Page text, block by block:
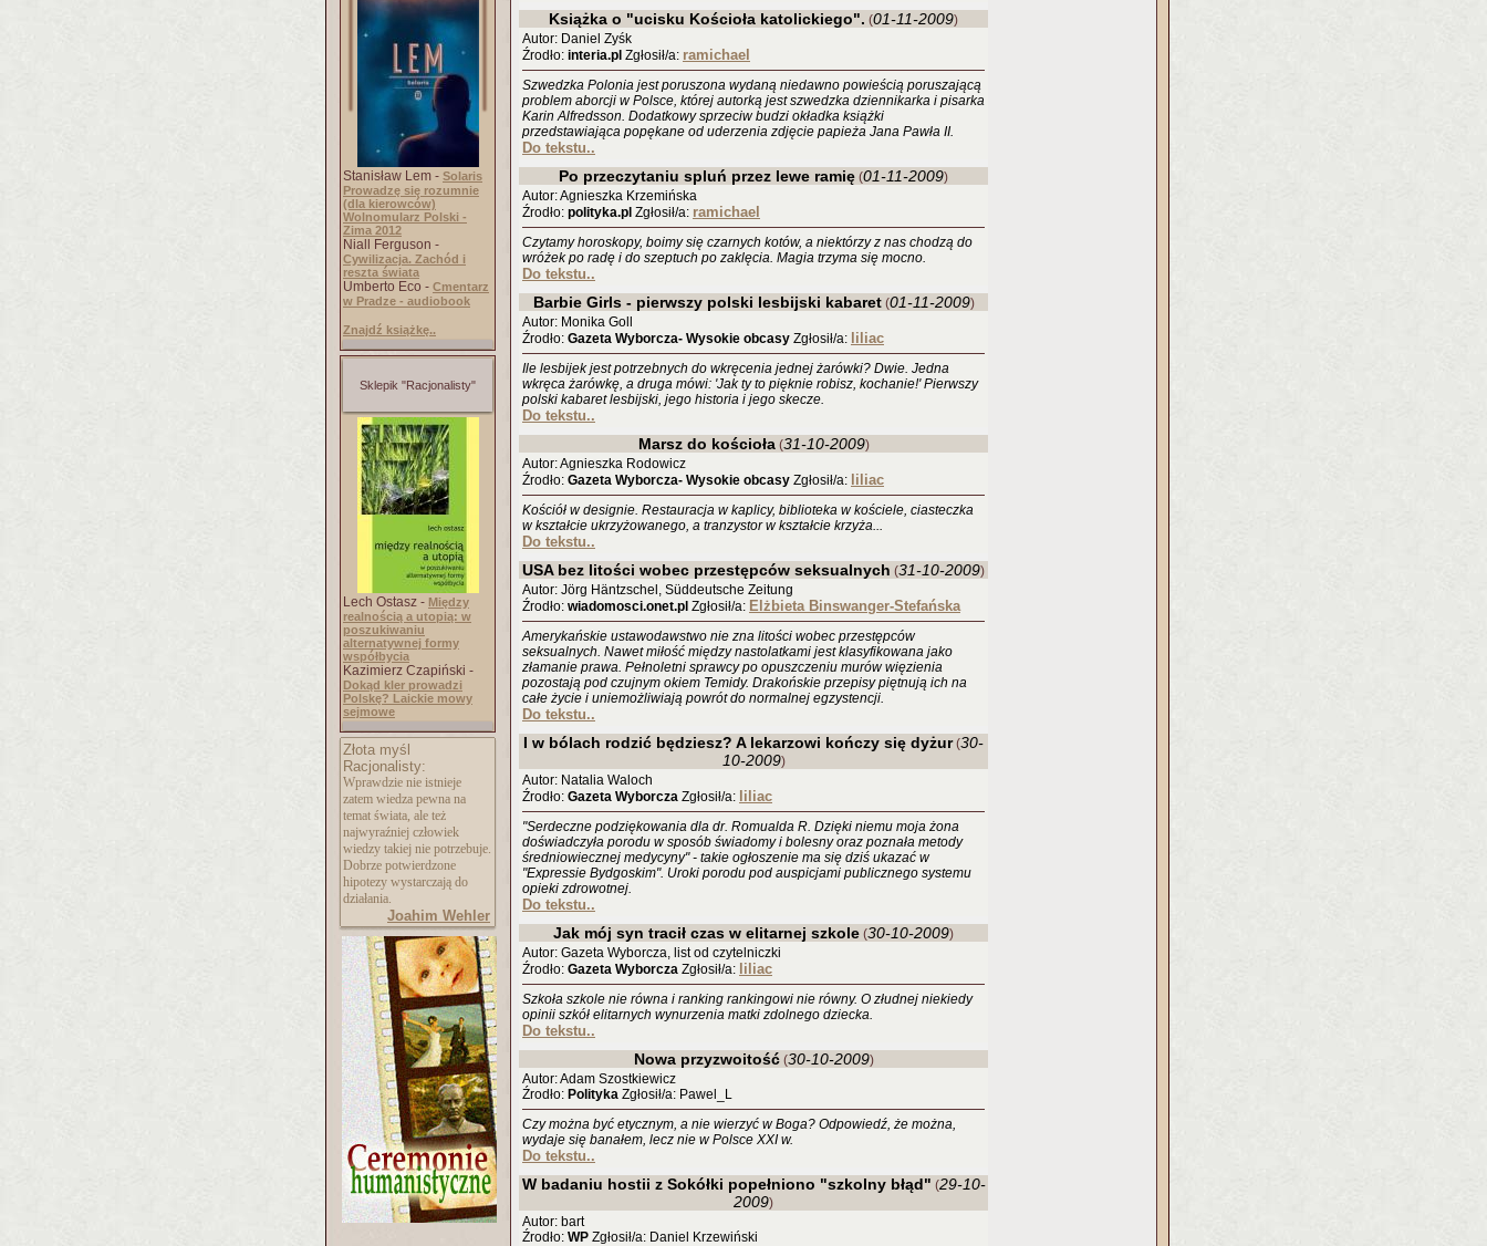
Stanisław Lem - Solaris
Prowadzę się rozumnie
(dla kierowców)
Wolnomularz Polski -
Zima 2012
Niall Ferguson -
Cywilizacja. Zachód i
reszta świata
Umberto Eco - Cmentarz
w Pradze - audiobook
Znajdź książkę..
Sklepik "Racjonalisty"
Lech Ostasz - Między
realnością a utopią: w
poszukiwaniu
alternatywnej formy
współbycia
Kazimierz Czapiński -
Dokąd kler prowadzi
Polskę? Laickie mowy
sejmowe
Złota myśl
Racjonalisty:
Wprawdzie nie istnieje
zatem wiedza pewna na
temat świata, ale też
najwyraźniej człowiek
wiedzy takiej nie potrzebuje.
Dobrze potwierdzone
hipotezy wystarczają do
działania.
Joahim Wehler
Książka o "ucisku Kościoła katolickiego". (01-11-2009)
Autor: Daniel Zyśk
Źrodło: interia.pl Zgłosił/a: ramichael
Szwedzka Polonia jest poruszona wydaną niedawno powieścią poruszającą
problem aborcji w Polsce, której autorką jest szwedzka dziennikarka i pisarka
Karin Alfredsson. Dodatkowy sprzeciw budzi okładka książki
przedstawiająca popękane od uderzenia zdjęcie papieża Jana Pawła II.
Do tekstu..
Po przeczytaniu spluń przez lewe ramię (01-11-2009)
Autor: Agnieszka Krzemińska
Źrodło: polityka.pl Zgłosił/a: ramichael
Czytamy horoskopy, boimy się czarnych kotów, a niektórzy z nas chodzą do
wróżek po radę i do szeptuch po zaklęcia. Magia trzyma się mocno.
Do tekstu..
Barbie Girls - pierwszy polski lesbijski kabaret(01-11-2009)
Autor: Monika Goll
Źrodło: Gazeta Wyborcza- Wysokie obcasy Zgłosił/a: liliac
Ile lesbijek jest potrzebnych do wkręcenia jednej żarówki? Dwie. Jedna
wkręca żarówkę, a druga mówi: 'Jak ty to pięknie robisz, kochanie!' Pierwszy
polski kabaret lesbijski, jego historia i jego skecze.
Do tekstu..
Marsz do kościoła(31-10-2009)
Autor: Agnieszka Rodowicz
Źrodło: Gazeta Wyborcza- Wysokie obcasy Zgłosił/a: liliac
Kościół w designie. Restauracja w kaplicy, biblioteka w kościele, ciasteczka
w kształcie ukrzyżowanego, a tranzystor w kształcie krzyża...
Do tekstu..
USA bez litości wobec przestępców seksualnych (31-10-2009)
Autor: Jörg Häntzschel, Süddeutsche Zeitung
Źrodło: wiadomosci.onet.pl Zgłosił/a: Elżbieta Binswanger-Stefańska
Amerykańskie ustawodawstwo nie zna litości wobec przestępców
seksualnych. Nawet miłość między nastolatkami jest klasyfikowana jako
złamanie prawa. Pełnoletni sprawcy po opuszczeniu murów więzienia
pozostają pod czujnym okiem Temidy. Drakońskie przepisy piętnują ich na
całe życie i uniemożliwiają powrót do normalnej egzystencji.
Do tekstu..
I w bólach rodzić będziesz? A lekarzowi kończy się dyżur(30-
10-2009)
Autor: Natalia Waloch
Źrodło: Gazeta Wyborcza Zgłosił/a: liliac
"Serdeczne podziękowania dla dr. Romualda R. Dzięki niemu moja żona
doświadczyła porodu w sposób świadomy i bolesny oraz poznała metody
średniowiecznej medycyny" - takie ogłoszenie ma się dziś ukazać w
"Expressie Bydgoskim". Uroki porodu pod auspicjami publicznego systemu
opieki zdrowotnej.
Do tekstu..
Jak mój syn tracił czas w elitarnej szkole (30-10-2009)
Autor: Gazeta Wyborcza, list od czytelniczki
Źrodło: Gazeta Wyborcza Zgłosił/a: liliac
Szkoła szkole nie równa i ranking rankingowi nie równy. O złudnej niekiedy
opinii szkół elitarnych wynurzenia matki zdolnego dziecka.
Do tekstu..
Nowa przyzwoitość(30-10-2009)
Autor: Adam Szostkiewicz
Źrodło: Polityka Zgłosił/a: Pawel_L
Czy można być etycznym, a nie wierzyć w Boga? Odpowiedź, że można,
wydaje się banałem, lecz nie w Polsce XXI w.
Do tekstu..
W badaniu hostii z Sokółki popełniono "szkolny błąd" (29-10-
2009)
Autor: bart
Źrodło: WP Zgłosił/a: Daniel Krzewiński